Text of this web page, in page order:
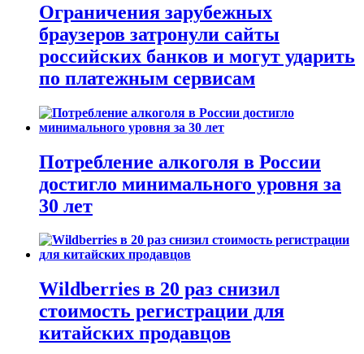
Ограничения зарубежных
браузеров затронули сайты
российских банков и могут ударить
по платежным сервисам
Потребление алкоголя в России
достигло минимального уровня за
30 лет
Wildberries в 20 раз снизил
стоимость регистрации для
китайских продавцов